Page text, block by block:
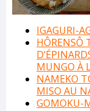
IGAGURI-
HÔRENSÔ
MUNGO À
NAMEKO
MISO AU
GOMOKU-